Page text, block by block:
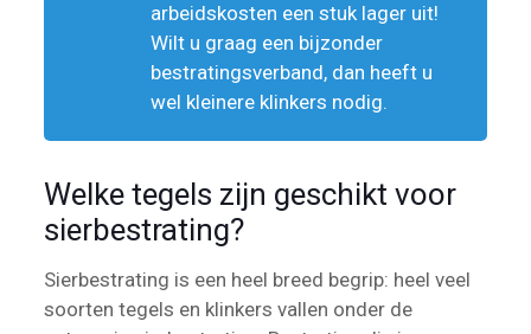
arbeidskosten een stuk lager uit!
Wilt u graag een bijzonder
bestratingsverband, dan heeft u
wel kleinere klinkers nodig.
Welke tegels zijn geschikt voor
sierbestrating?
Sierbestrating is een heel breed begrip: heel veel
soorten tegels en klinkers vallen onder de